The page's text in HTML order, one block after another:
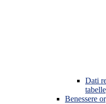
Dati
Benessere